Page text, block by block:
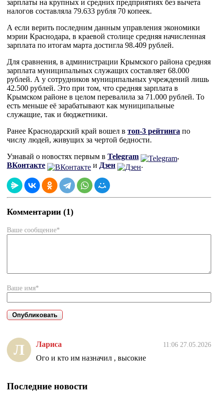
зарплаты на крупных и средних предприятиях без вычета
налогов составляла 79.633 рубля 70 копеек.
А если верить последним данным управления экономики
мэрии Краснодара, в краевой столице средняя начисленная
зарплата по итогам марта достигла 98.409 рублей.
Для сравнения, в администрации Крымского района средняя
зарплата муниципальных служащих составляет 68.000
рублей. А у сотрудников муниципальных учреждений лишь
42.500 рублей. Это при том, что средняя зарплата в
Крымском районе в целом перевалила за 71.000 рублей. То
есть меньше её зарабатывают как муниципальные
служащие, так и бюджетники.
Ранее Краснодарский край вошел в топ-3 рейтинга по
числу людей, живущих за чертой бедности.
Узнавай о новостях первым в Telegram
,
ВКонтакте
и Дзен .
Комментарии (1)
Ваше сообщение*
Ваше имя*
Л Лариса 11:06 27.05.2026
Ого и кто им назначил , высокие
Последние новости